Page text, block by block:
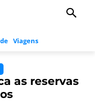
Viagens
as reservas